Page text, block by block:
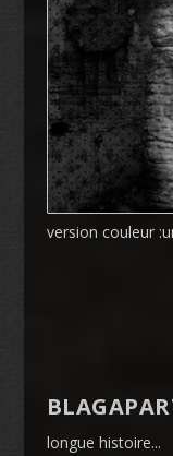
version couleur :
longue histoire...